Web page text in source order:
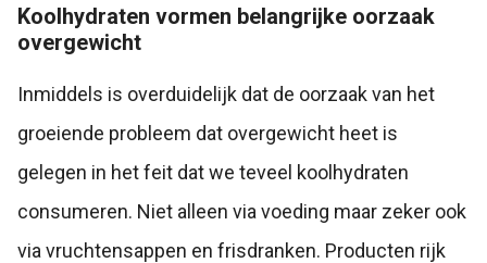
Koolhydraten vormen belangrijke oorzaak
overgewicht
Inmiddels is overduidelijk dat de oorzaak van het
groeiende probleem dat overgewicht heet is
gelegen in het feit dat we teveel koolhydraten
consumeren. Niet alleen via voeding maar zeker ook
via vruchtensappen en frisdranken. Producten rijk